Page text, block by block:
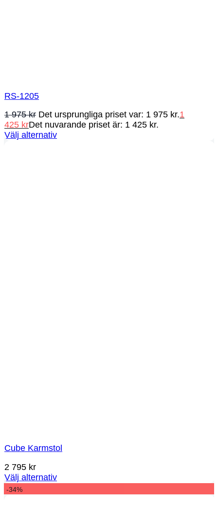
RS-1205
1 975kr Det ursprungliga priset var: 1 975 kr.1
425 krDet nuvarande priset är: 1 425 kr.
Välj alternativ
Cube Karmstol
2 795 kr
Välj alternativ
-34%